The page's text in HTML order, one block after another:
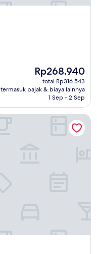
Harga
sekarang
Rp268.940
Rp268.940
total Rp316.543
termasuk pajak & biaya lainnya
1 Sep - 2 Sep